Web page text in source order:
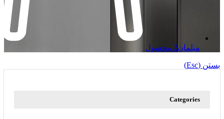
مبلمان2 محصول
بستن (Esc)
Categories